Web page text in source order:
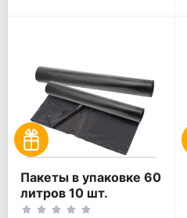
Пакеты в упаковке 60
литров 10 шт.
(10шт*2рул)